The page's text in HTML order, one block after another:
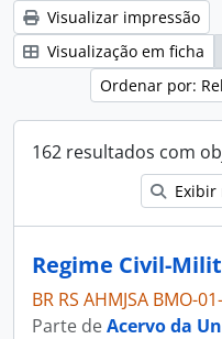
Visualizar impressão
Visualização em ficha
Ordenar por:
162 resultados com
Exibir
Regime Civil-
BR RS AHMJSA BMO-
Parte deAcervo da